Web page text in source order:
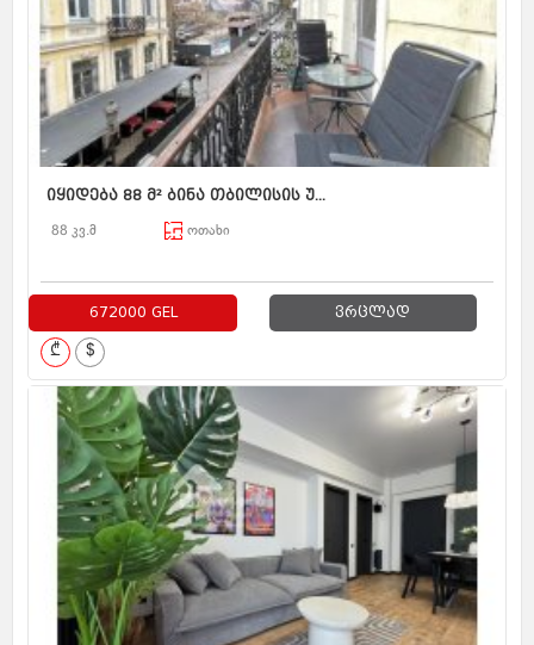
იყიდება 88 მ² ბინა თბილისის უ...
88 კვ.მ ოთახი
672000 GEL ვრცლად
₾ $